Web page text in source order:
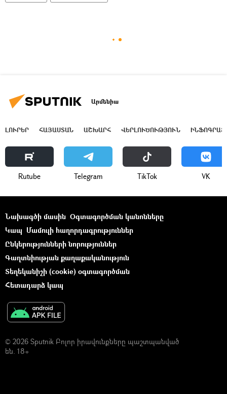
Արմենիա
ԼՈՒՐԵՐ ՀԱՅԱՍՏԱՆ ԱՇԽԱՐՀ ՎԵՐԼՈՒԾՈՒԹՅՈՒՆ
Rutube Telegram ТikТоk VK
Նախագծի մասին Օգտագործման կանոնները
Կապ Մամուլի հաղորդագրություններ
Ընկերությունների նորություններ
Գաղտնիության քաղաքականություն
Տեղեկանիշի (cookie) օգտագործման
Հետադարձ կապ
© 2026 Sputnik Բոլոր իրավունքները պաշտպանված
են. 18+